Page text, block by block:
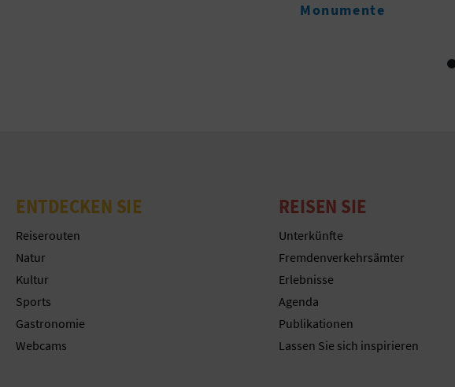
ENTDECKEN SIE
Reiserouten
Natur
Kultur
Sports
Gastronomie
Webcams
REISEN SIE
Unterkünfte
Fremdenverkehrsämter
Erlebnisse
Agenda
Publikationen
Lassen Sie sich inspirieren